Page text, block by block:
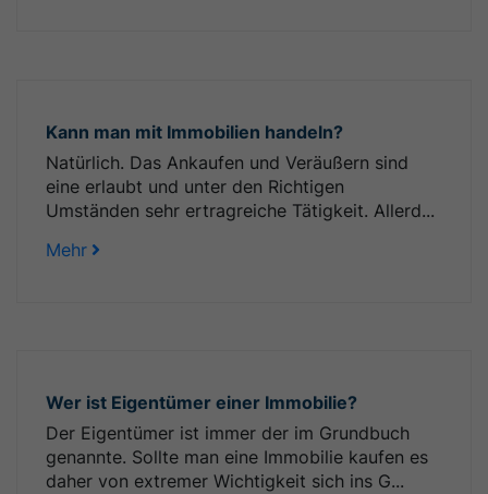
Kann man mit Immobilien handeln?
Natürlich. Das Ankaufen und Veräußern sind
eine erlaubt und unter den Richtigen
Umständen sehr ertragreiche Tätigkeit. Allerd...
Mehr
Wer ist Eigentümer einer Immobilie?
Der Eigentümer ist immer der im Grundbuch
genannte. Sollte man eine Immobilie kaufen es
daher von extremer Wichtigkeit sich ins G...